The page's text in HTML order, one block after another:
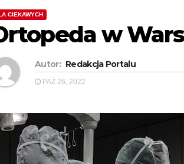
CIEKAWYCH
w
Autor: Redakcja Portalu
PAŹ 26, 2022